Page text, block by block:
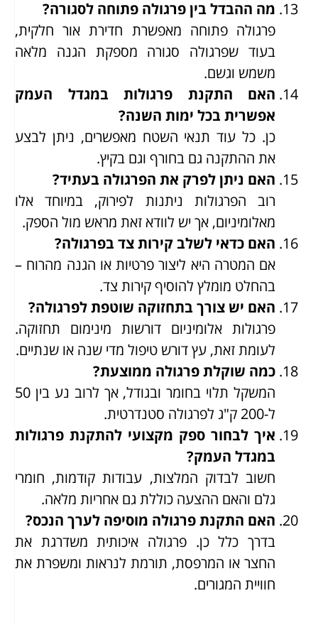
מה ההבדל בין פרגולה פתוחה לסגורה?
פרגולה פתוחה מאפשרת חדירת אור חלקית,
בעוד שפרגולה סגורה מספקת הגנה מלאה
משמש וגשם.
האם התקנת פרגולות במגדל העמק
אפשרית בכל ימות השנה?
כן. כל עוד תנאי השטח מאפשרים, ניתן לבצע
את ההתקנה גם בחורף וגם בקיץ.
האם ניתן לפרק את הפרגולה בעתיד?
רוב הפרגולות ניתנות לפירוק, במיוחד אלו
מאלומיניום, אך יש לוודא זאת מראש מול הספק.
האם כדאי לשלב קירות צד בפרגולה?
אם המטרה היא ליצור פרטיות או הגנה מהרוח –
בהחלט מומלץ להוסיף קירות צד.
האם יש צורך בתחזוקה שוטפת לפרגולה?
פרגולות אלומיניום דורשות מינימום תחזוקה.
לעומת זאת, עץ דורש טיפול מדי שנה או שנתיים.
כמה שוקלת פרגולה ממוצעת?
המשקל תלוי בחומר ובגודל, אך לרוב נע בין 50
ל-200 ק"ג לפרגולה סטנדרטית.
איך לבחור ספק מקצועי להתקנת פרגולות
במגדל העמק?
חשוב לבדוק המלצות, עבודות קודמות, חומרי
גלם והאם ההצעה כוללת גם אחריות מלאה.
האם התקנת פרגולה מוסיפה לערך הנכס?
בדרך כלל כן. פרגולה איכותית משדרגת את
החצר או המרפסת, תורמת לנראות ומשפרת את
חוויית המגורים.